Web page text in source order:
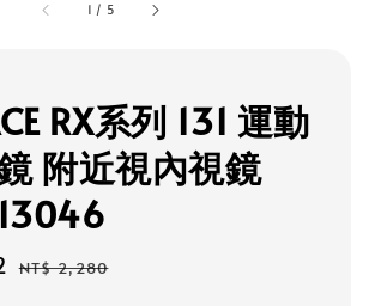
1 / 5
RX系列 131 運動
附近視內視鏡
Regular
NT$ 2,280